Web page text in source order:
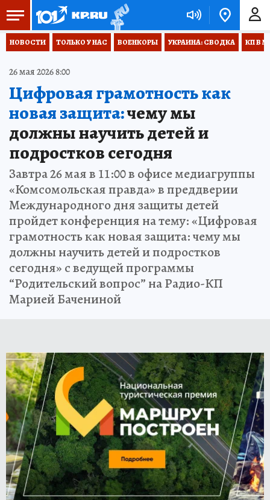
НОВОСТИ ТОЛЬКО У НАС ВОЕНКОРЫ УКРАИНА: СВОДКА КП В
26 мая 2026 8:00
Цифровая грамотность как
новая защита:чему мы
должны научить детей и
подростков сегодня
Завтра 26 мая в 11:00 в офисе медиагруппы
«Комсомольская правда» в преддверии
Международного дня защиты детей
пройдет конференция на тему: «Цифровая
грамотность как новая защита: чему мы
должны научить детей и подростков
сегодня» с ведущей программы
“Родительский вопрос” на Радио-КП
Марией Бачениной